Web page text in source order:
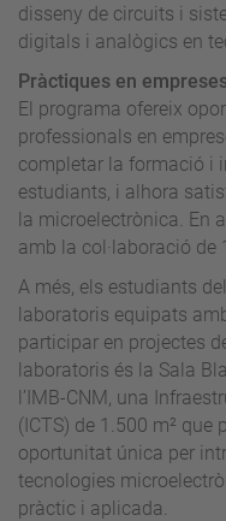
disseny de circuits i
digitals i analògics en
Pràctiques en
El programa ofereix
professionals en
completar la formació i
estudiants, i alhora
la microelectrònica. En
amb la col·laboració de
A més, els estudiants
laboratoris equipats
participar en projectes
laboratoris és la Sala
l’IMB-CNM, una
(ICTS) de 1.500 m²
oportunitat única per
tecnologies
pràctic i aplicada.